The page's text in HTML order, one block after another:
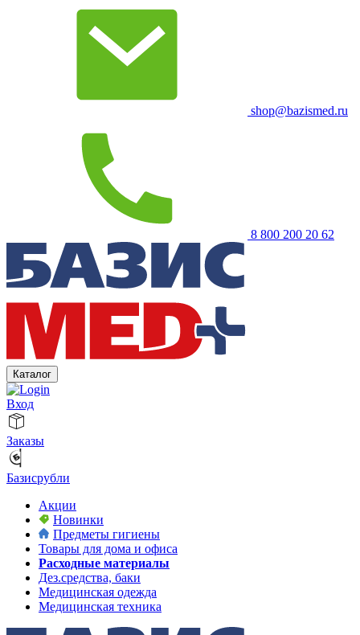
shop@bazismed.ru
8 800 200 20 62
Каталог
Вход
Заказы
Базисрубли
Акции
Новинки
Предметы гигиены
Товары для дома и офиса
Расходные материалы
Дез.средства, баки
Медицинская одежда
Медицинская техника